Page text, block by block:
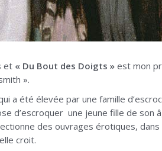
et « Du Bout des Doigts » est mon
».
a été élevée par une famille
d’escroquer une jeune fille de son
des ouvrages érotiques,
croit.